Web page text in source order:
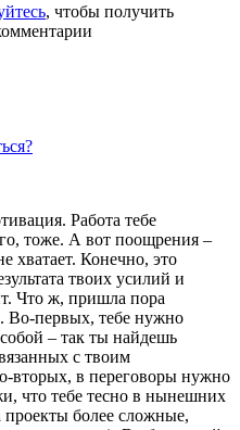
, чтобы получить
Работа тебе
тоже. А вот поощрения –
хватает. Конечно, это
твоих усилий и
Что ж, пришла пора
Во-первых, тебе нужно
– так ты найдешь
с твоим
вторых, в переговоры нужно
что тебе тесно в нынешних
проекты более сложные,